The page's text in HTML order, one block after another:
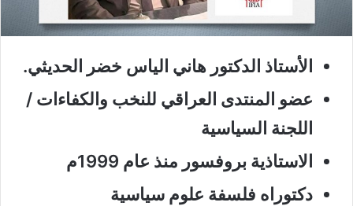
الأستاذ الدكتور هاني الياس خضر الحديثي.
عضو المنتدى العراقي للنخب والكفاءات /
اللجنة السياسية
الاستاذية بروفسور منذ عام 1999م
دكتوراه فلسفة علوم سياسية